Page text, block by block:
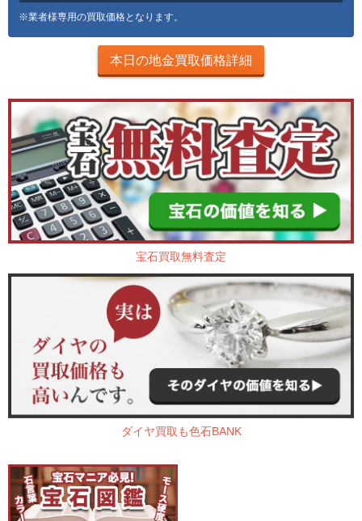
※業者様専用の買取価格となります。
本日の地金買取価格詳細
宝石買取無料査定
ダイヤ買取も色石BANK